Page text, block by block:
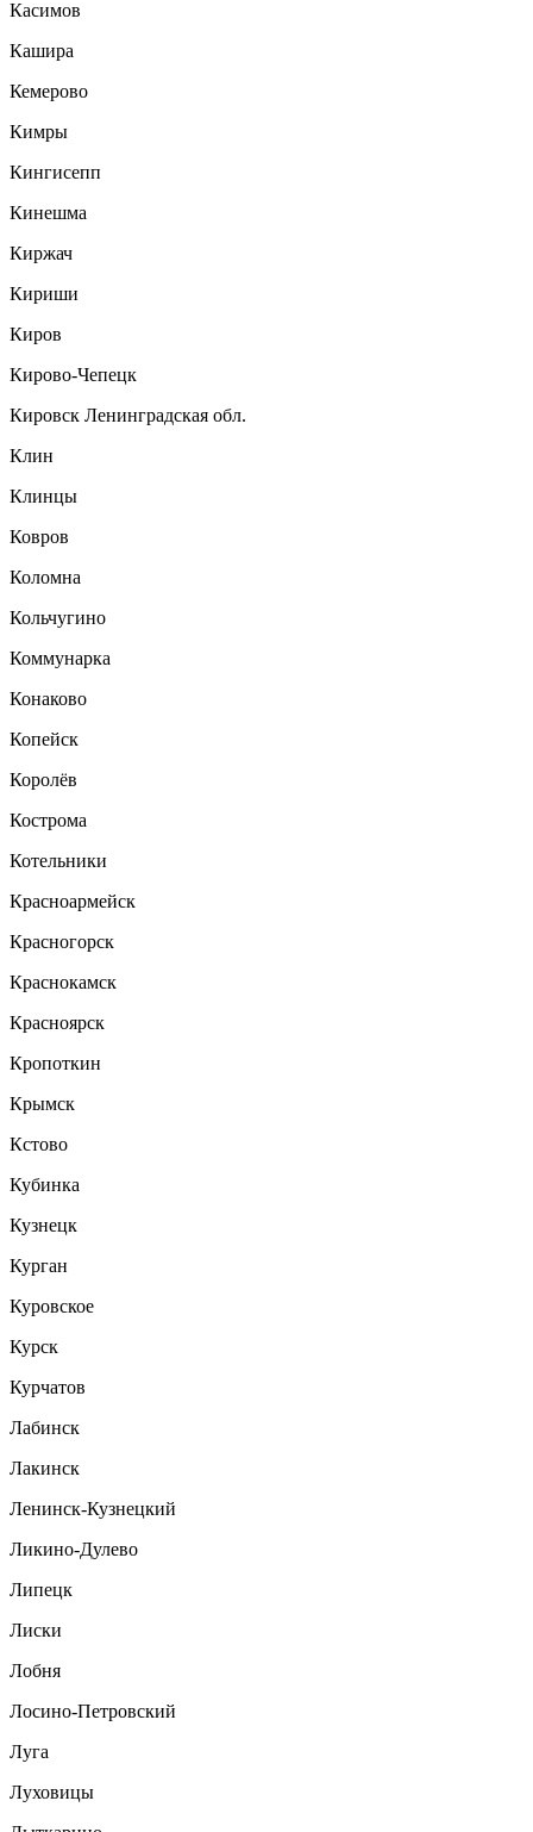
Касимов
Кашира
Кемерово
Кимры
Кингисепп
Кинешма
Киржач
Кириши
Киров
Кирово-Чепецк
Кировск Ленинградская обл.
Клин
Клинцы
Ковров
Коломна
Кольчугино
Коммунарка
Конаково
Копейск
Королёв
Кострома
Котельники
Красноармейск
Красногорск
Краснокамск
Красноярск
Кропоткин
Крымск
Кстово
Кубинка
Кузнецк
Курган
Куровское
Курск
Курчатов
Лабинск
Лакинск
Ленинск-Кузнецкий
Ликино-Дулево
Липецк
Лиски
Лобня
Лосино-Петровский
Луга
Луховицы